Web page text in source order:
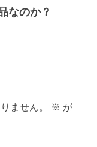
なのか？
ません。 ※ が